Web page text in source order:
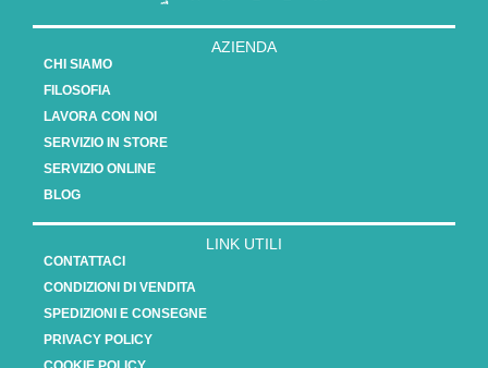
AZIENDA
CHI SIAMO
FILOSOFIA
LAVORA CON NOI
SERVIZIO IN STORE
SERVIZIO ONLINE
BLOG
LINK UTILI
CONTATTACI
CONDIZIONI DI VENDITA
SPEDIZIONI E CONSEGNE
PRIVACY POLICY